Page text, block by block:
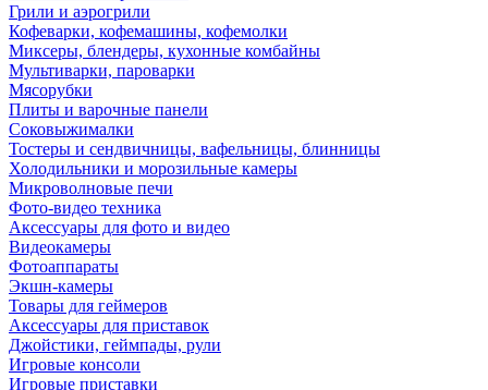
Грили и аэрогрили
Кофеварки, кофемашины, кофемолки
Миксеры, блендеры, кухонные комбайны
Мультиварки, пароварки
Мясорубки
Плиты и варочные панели
Соковыжималки
Тостеры и сендвичницы, вафельницы, блинницы
Холодильники и морозильные камеры
Микроволновые печи
Фото-видео техника
Аксессуары для фото и видео
Видеокамеры
Фотоаппараты
Экшн-камеры
Товары для геймеров
Аксессуары для приставок
Джойстики, геймпады, рули
Игровые консоли
Игровые приставки